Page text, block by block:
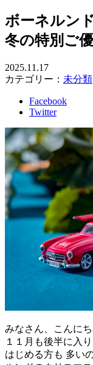
ボーネルン
冬の特別ご
2025.11.17
カテゴリー： 未分類
Facebook
Twitter
みなさん、こんに
１１月も後半に入
はじめる方も 多い